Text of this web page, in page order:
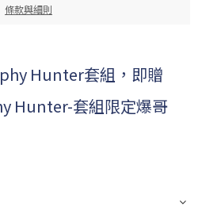
條款與細則
Hunter套組，即贈
Hunter-套組限定爆哥